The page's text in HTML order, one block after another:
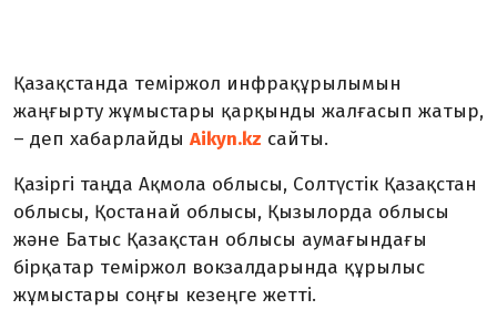
Қазақстанда теміржол инфрақұрылымын
жаңғырту жұмыстары қарқынды жалғасып жатыр,
– деп хабарлайды Aikyn.kz сайты.
Қазіргі таңда Ақмола облысы, Солтүстік Қазақстан
облысы, Қостанай облысы, Қызылорда облысы
және Батыс Қазақстан облысы аумағындағы
бірқатар теміржол вокзалдарында құрылыс
жұмыстары соңғы кезеңге жетті.